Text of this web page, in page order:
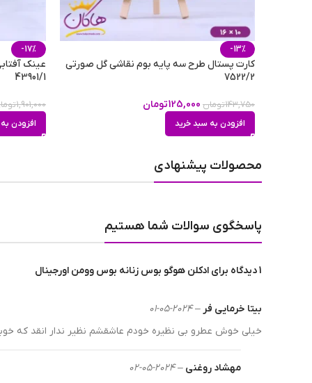
مناسب برای
حجم
ادکلن بوس وومن؛ همراه فصل‌های
شیرین نه تنها شما را خوشبو می‌کند بلکه آرامش بیشتری
-13%
کارت پستال طرح سه پایه بوم نقاشی گل صورتی
7522/2
143,750تومان 125,000تومان
افزودن به سبد خرید
-17%
43901/1
1,901,000
افزودن
محصولات پیشنهادی
پاسخگوی سوالات شما هستیم
1 دیدگاه برای ادکلن هوگو بوس زنانه بوس وومن اورجینال
بیتا خرمایی فر –
2024-05-01
خیلی خوش عطرو بی نظیره خودم عاشقشم نظیر ندار انقد که خوبه
مهشاد روغنی –
2024-05-02